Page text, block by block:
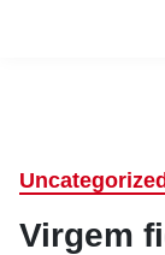
Uncategorized
Virgem